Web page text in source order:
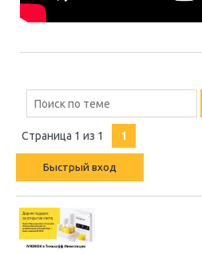
Страница 1 из 1 1